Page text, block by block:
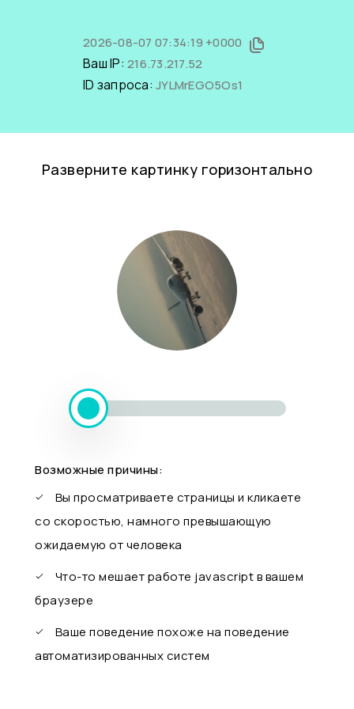
2026-08-07 07:34:19 +0000
Ваш IP: 216.73.217.52
ID запроса: JYLMrEGO5Os1
Разверните картинку горизонтально
Возможные причины:
Вы просматриваете страницы и кликаете
со скоростью, намного превышающую
ожидаемую от человека
Что-то мешает работе javascript в вашем
браузере
Ваше поведение похоже на поведение
автоматизированных систем